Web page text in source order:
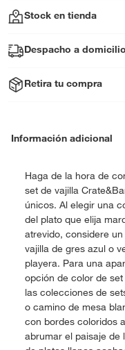
Stock en tienda
Despacho a domicilio
Retira tu compra
Información adicional
Haga de la hora de
set de vajilla
únicos. Al elegir una
del plato que elija
atrevido, considere
vajilla de gres azul o
playera. Para una
opción de color de
las colecciones de
o camino de mesa
con bordes coloridos
abrumar el paisaje de